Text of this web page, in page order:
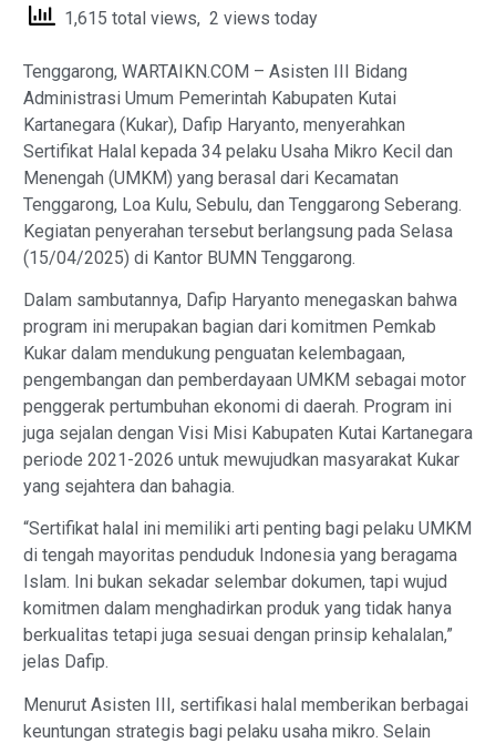
1,615 total views, 2 views today
Tenggarong, WARTAIKN.COM – Asisten III Bidang
Administrasi Umum Pemerintah Kabupaten Kutai
Kartanegara (Kukar), Dafip Haryanto, menyerahkan
Sertifikat Halal kepada 34 pelaku Usaha Mikro Kecil dan
Menengah (UMKM) yang berasal dari Kecamatan
Tenggarong, Loa Kulu, Sebulu, dan Tenggarong Seberang.
Kegiatan penyerahan tersebut berlangsung pada Selasa
(15/04/2025) di Kantor BUMN Tenggarong.
Dalam sambutannya, Dafip Haryanto menegaskan bahwa
program ini merupakan bagian dari komitmen Pemkab
Kukar dalam mendukung penguatan kelembagaan,
pengembangan dan pemberdayaan UMKM sebagai motor
penggerak pertumbuhan ekonomi di daerah. Program ini
juga sejalan dengan Visi Misi Kabupaten Kutai Kartanegara
periode 2021-2026 untuk mewujudkan masyarakat Kukar
yang sejahtera dan bahagia.
“Sertifikat halal ini memiliki arti penting bagi pelaku UMKM
di tengah mayoritas penduduk Indonesia yang beragama
Islam. Ini bukan sekadar selembar dokumen, tapi wujud
komitmen dalam menghadirkan produk yang tidak hanya
berkualitas tetapi juga sesuai dengan prinsip kehalalan,”
jelas Dafip.
Menurut Asisten III, sertifikasi halal memberikan berbagai
keuntungan strategis bagi pelaku usaha mikro. Selain